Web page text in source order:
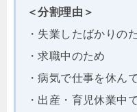
＜分割理由＞
・失業したばかりの
・求職中のため
・病気で仕事を休ん
・出産・育児休業中